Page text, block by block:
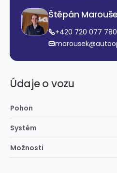
Štěpán
+420 720 077 780
Údaje o vozu
Pohon
Systém
Možnosti